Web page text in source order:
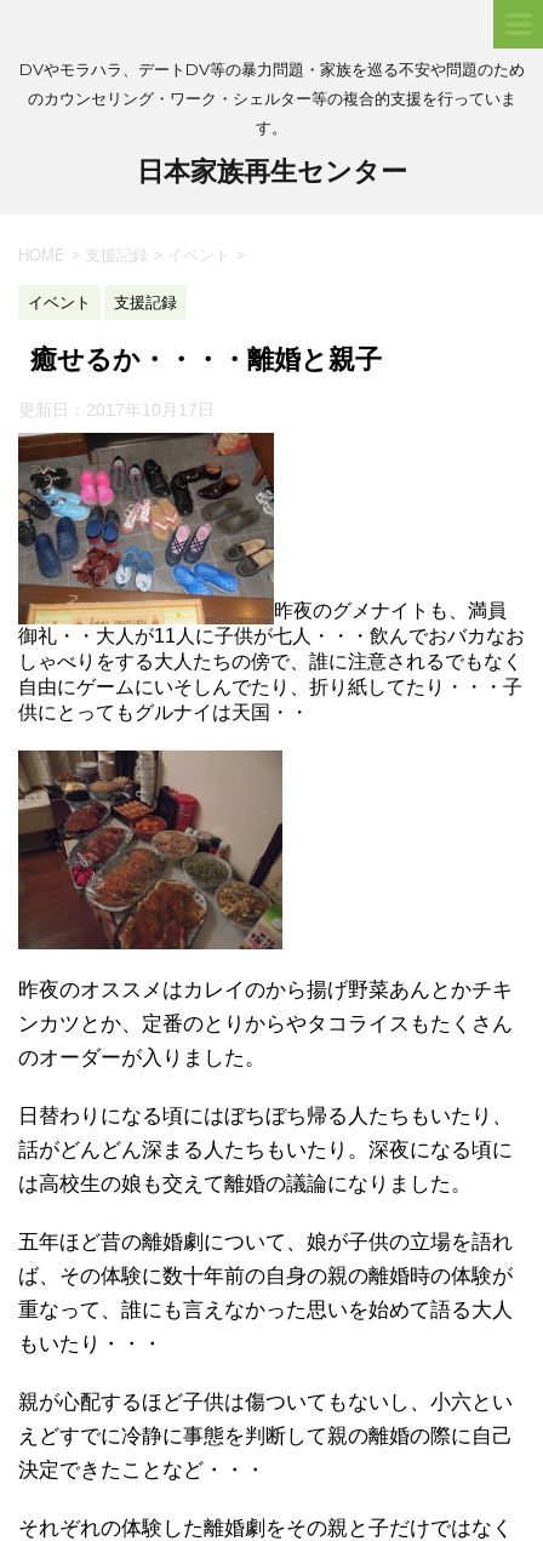
DVやモラハラ、デートDV等の暴力問題・家族を巡る不安や問題のため
のカウンセリング・ワーク・シェルター等の複合的支援を行っていま
す。
日本家族再生センター
HOME > 支援記録 > イベント >
イベント 支援記録
癒せるか・・・・離婚と親子
更新日： 2017年10月17日
昨夜のグメナイトも、満員
御礼・・大人が11人に子供が七人・・・飲んでおバカなお
しゃべりをする大人たちの傍で、誰に注意されるでもなく
自由にゲームにいそしんでたり、折り紙してたり・・・子
供にとってもグルナイは天国・・
昨夜のオススメはカレイのから揚げ野菜あんとかチキ
ンカツとか、定番のとりからやタコライスもたくさん
のオーダーが入りました。
日替わりになる頃にはぼちぼち帰る人たちもいたり、
話がどんどん深まる人たちもいたり。深夜になる頃に
は高校生の娘も交えて離婚の議論になりました。
五年ほど昔の離婚劇について、娘が子供の立場を語れ
ば、その体験に数十年前の自身の親の離婚時の体験が
重なって、誰にも言えなかった思いを始めて語る大人
もいたり・・・
親が心配するほど子供は傷ついてもないし、小六とい
えどすでに冷静に事態を判断して親の離婚の際に自己
決定できたことなど・・・
それぞれの体験した離婚劇をその親と子だけではなく